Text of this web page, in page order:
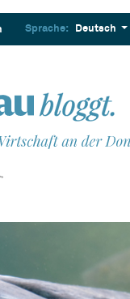
Sprache: Deutsch